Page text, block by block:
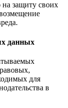
защиту своих
данных
для
в